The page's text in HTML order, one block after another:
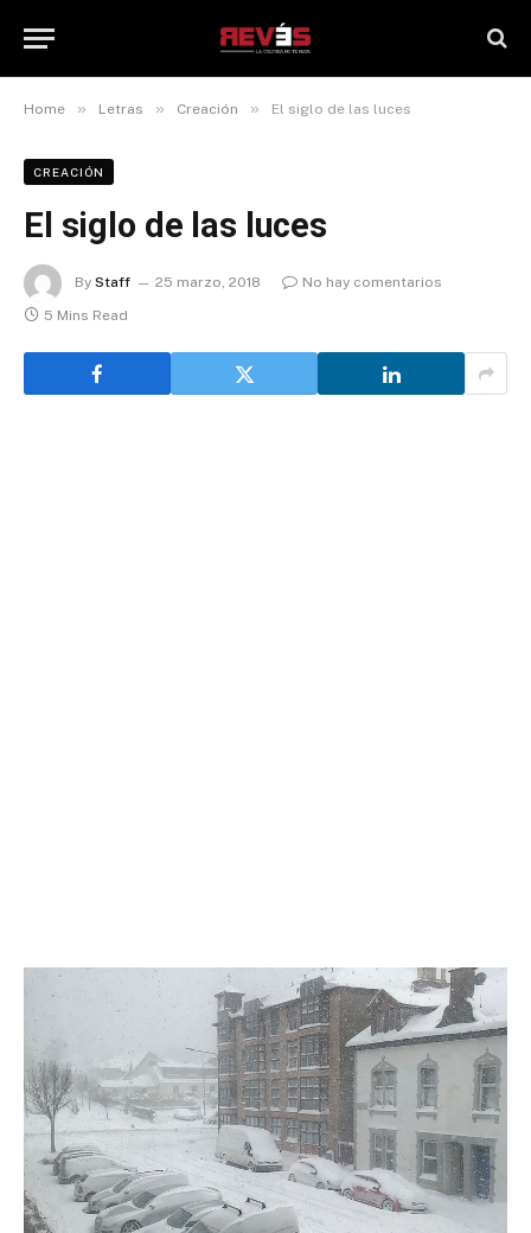
Home » Letras » Creación » El siglo de las luces
CREACIÓN
El siglo de las luces
By Staff 25 marzo, 2018
No hay comentarios
5 Mins Read